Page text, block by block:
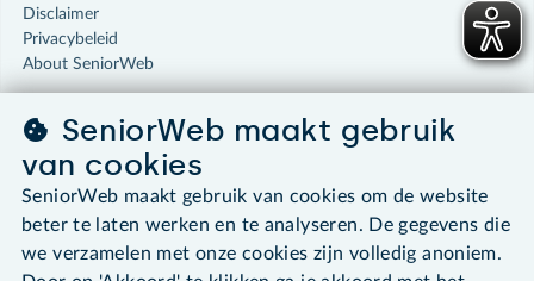
Disclaimer
Privacybeleid
About SeniorWeb
SeniorWeb maakt gebruik
van cookies
SeniorWeb maakt gebruik van cookies om de website
beter te laten werken en te analyseren. De gegevens die
we verzamelen met onze cookies zijn volledig anoniem.